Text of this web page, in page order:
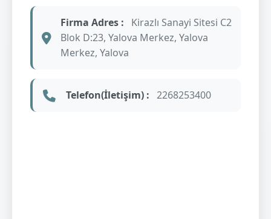
Firma Adres :
Kirazlı Sanayi Sitesi C2
Blok D:23, Yalova Merkez, Yalova
Merkez, Yalova
Telefon(İletişim) : 2268253400